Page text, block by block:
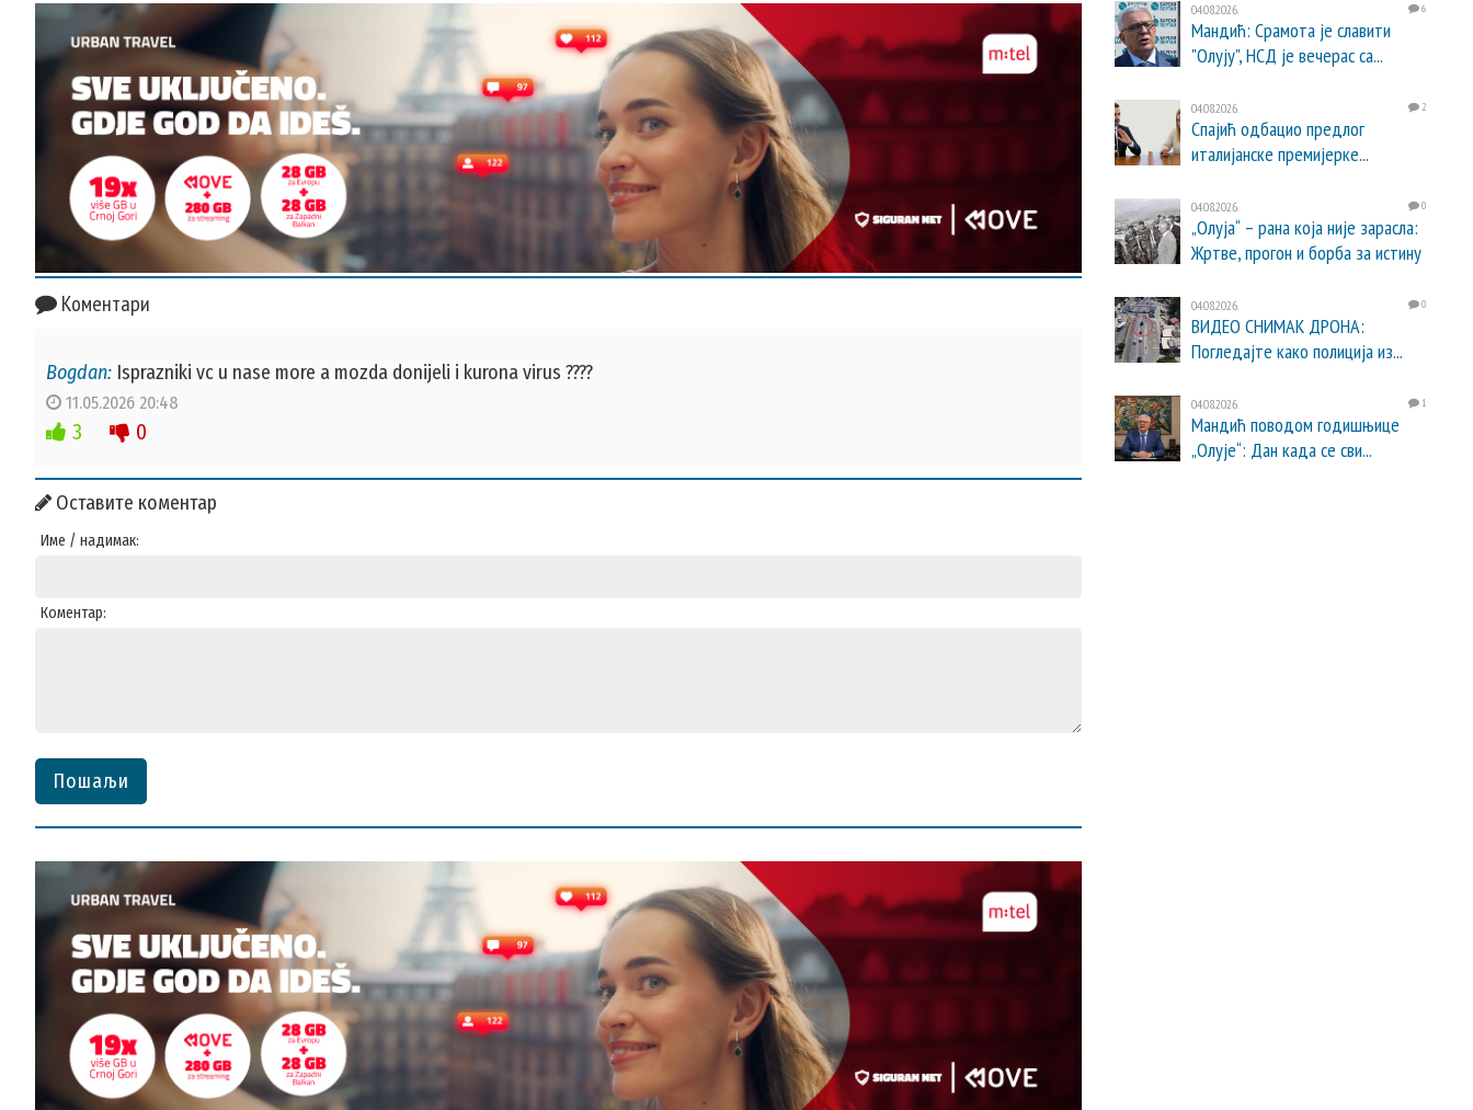
Коментари
Bogdan: Isprazniki vc u nase more a mozda donijeli i kurona virus ????
11.05.2026 20:48
3 0
Оставите коментар
Име / надимак:
Коментар:
Пошаљи
04.08.2026. 6
Мандић: Срамота је славити
"Олују", НСД је вечерас са...
04.08.2026. 2
Спајић одбацио предлог
италијанске премијерке...
04.08.2026. 0
„Олуја“ – рана која није зарасла:
Жртве, прогон и борба за истину
04.08.2026. 0
ВИДЕО СНИМАК ДРОНА:
Погледајте како полиција из...
04.08.2026. 1
Мандић поводом годишњице
„Олује“: Дан када се сви...